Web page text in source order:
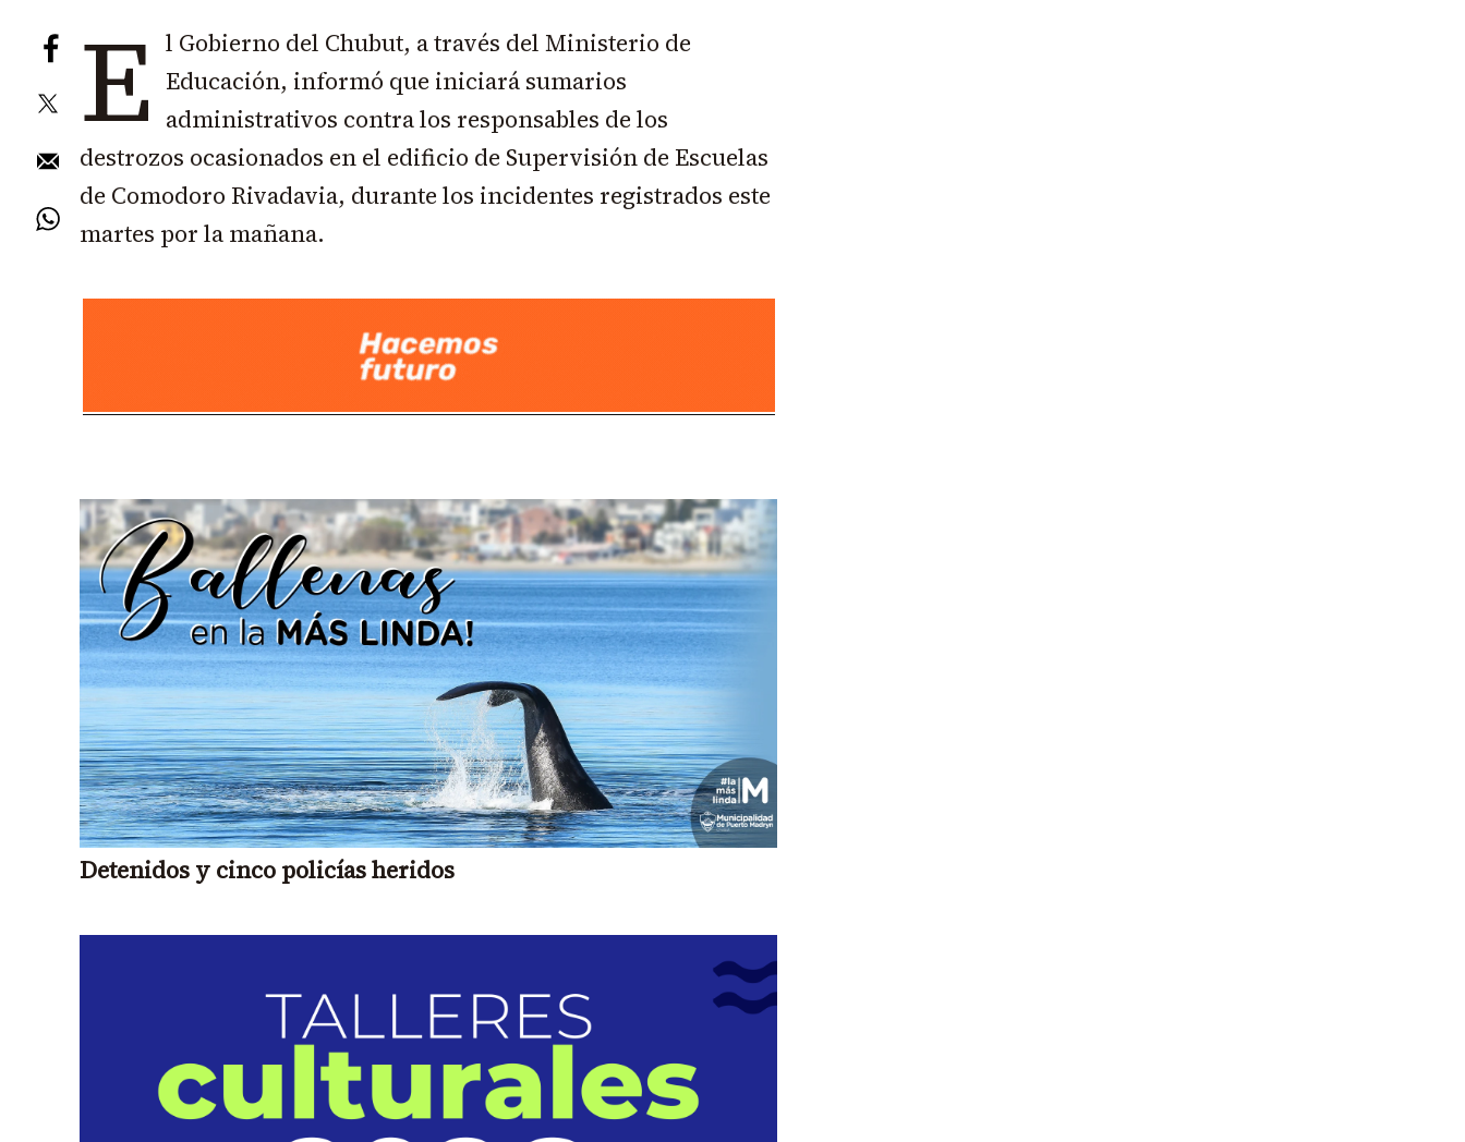
E l Gobierno del Chubut, a través del Ministerio de
Educación, informó que iniciará sumarios
administrativos contra los responsables de los
destrozos ocasionados en el edificio de Supervisión de Escuelas
de Comodoro Rivadavia, durante los incidentes registrados este
martes por la mañana.
Detenidos y cinco policías heridos